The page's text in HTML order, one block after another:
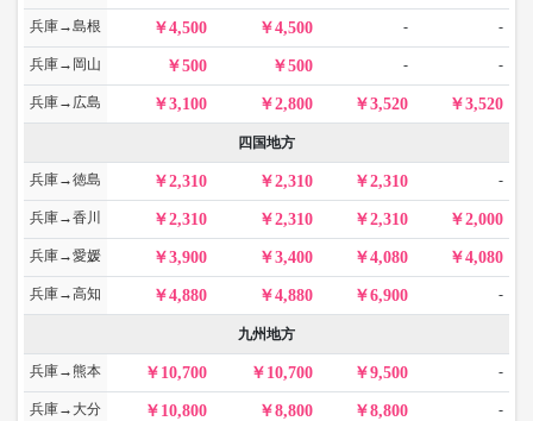
兵庫→島根 4,500 4,500 - -
兵庫→岡山 500 500 - -
兵庫→広島 3,100 2,800 3,520 3,520
四国地方
兵庫→徳島 2,310 2,310 2,310 -
兵庫→香川 2,310 2,310 2,310 2,000
兵庫→愛媛 3,900 3,400 4,080 4,080
兵庫→高知 4,880 4,880 6,900 -
九州地方
兵庫→熊本 10,700 10,700 9,500 -
兵庫→大分 10,800 8,800 8,800 -